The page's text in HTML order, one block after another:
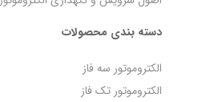
دسته بندی محصولات
الکتروموتور سه فاز
الکتروموتور تک فاز